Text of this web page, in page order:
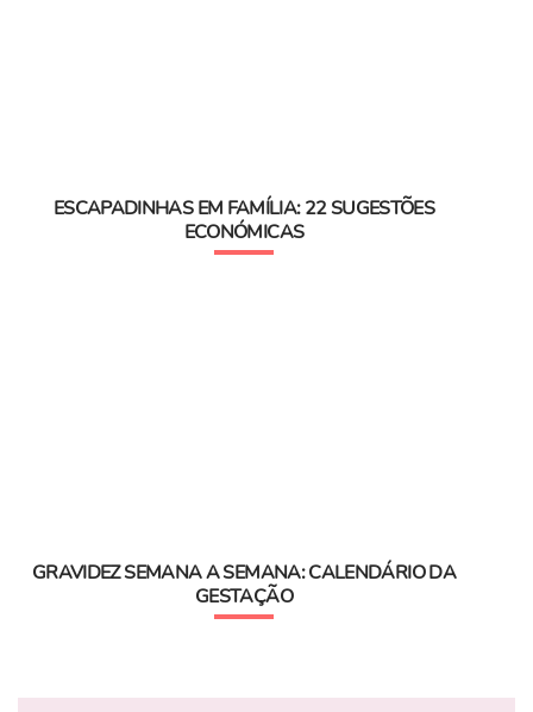
ESCAPADINHAS EM FAMÍLIA: 22 SUGESTÕES
ECONÓMICAS
GRAVIDEZ SEMANA A SEMANA: CALENDÁRIO DA
GESTAÇÃO